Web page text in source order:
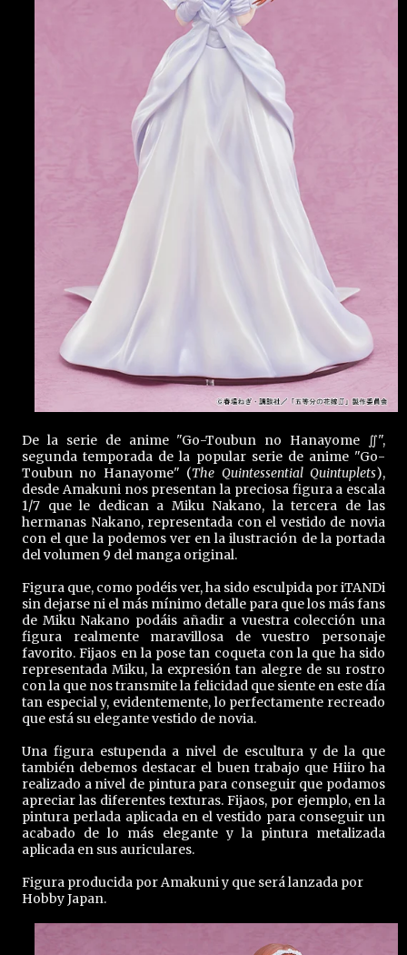
De la serie de anime "Go-Toubun no Hanayome ∬",
segunda temporada de la popular serie de anime "Go-
Toubun no Hanayome" (The Quintessential Quintuplets),
desde Amakuni nos presentan la preciosa figura a escala
1/7 que le dedican a Miku Nakano, la tercera de las
hermanas Nakano, representada con el vestido de novia
con el que la podemos ver en la ilustración de la portada
del volumen 9 del manga original.
Figura que, como podéis ver, ha sido esculpida por iTANDi
sin dejarse ni el más mínimo detalle para que los más fans
de Miku Nakano podáis añadir a vuestra colección una
figura realmente maravillosa de vuestro personaje
favorito. Fijaos en la pose tan coqueta con la que ha sido
representada Miku, la expresión tan alegre de su rostro
con la que nos transmite la felicidad que siente en este día
tan especial y, evidentemente, lo perfectamente recreado
que está su elegante vestido de novia.
Una figura estupenda a nivel de escultura y de la que
también debemos destacar el buen trabajo que Hiiro ha
realizado a nivel de pintura para conseguir que podamos
apreciar las diferentes texturas. Fijaos, por ejemplo, en la
pintura perlada aplicada en el vestido para conseguir un
acabado de lo más elegante y la pintura metalizada
aplicada en sus auriculares.
Figura producida por Amakuni y que será lanzada por
Hobby Japan.